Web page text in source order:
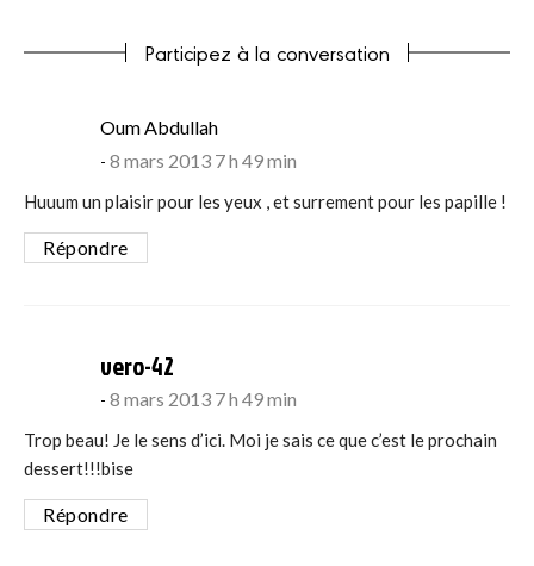
Participez à la conversation
Oum Abdullahsays:
8 mars 2013 7 h 49 min
Huuum un plaisir pour les yeux , et surrement pour les papille !
Répondre
vero-42
8 mars 2013 7 h 49 min
Trop beau! Je le sens d’ici. Moi je sais ce que c’est le prochain
dessert!!!bise
Répondre